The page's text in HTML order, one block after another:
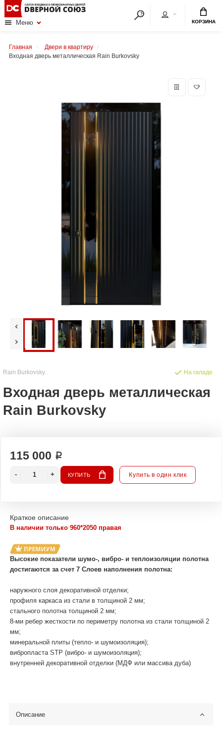
Меню КОРЗИНА
Главная
Двери в квартиру
Входная дверь металлическая Rain Burkovsky
Rain Burkovsky
Входная дверь металлическая
Rain Burkovsky
На складе
115 000 ₽
КУПИТЬ Купить в один клик
Краткое описание
В наличии только 960*2050 правая
Высокие показатели шумо-, вибро- и теплоизоляции полотна
достигаются за счет 7 Слоев наполнения полотна:
наружного слоя декоративной отделки;
профиля каркаса из стали в толщиной 2 мм;
стального полотна толщиной 2 мм;
8-ми ребер жесткости по периметру полотна из стали толщиной 2
мм;
минеральной плиты (тепло- и шумоизоляция);
вибропласта STP (вибро- и шумоизоляция);
внутренней декоративной отделки (МДФ или массива дуба)
Описание